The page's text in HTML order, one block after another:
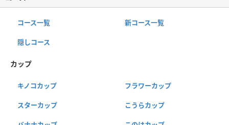
コース一覧 新コース一覧
隠しコース
カップ
キノコカップ フラワーカップ
スターカップ こうらカップ